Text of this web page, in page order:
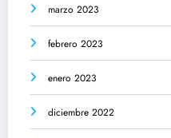
marzo 2023
febrero 2023
enero 2023
diciembre 2022